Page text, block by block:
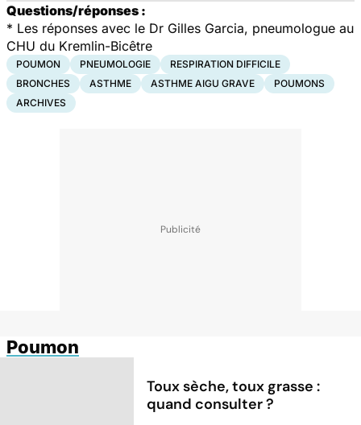
Questions/réponses :
* Les réponses avec le Dr Gilles Garcia, pneumologue au
CHU du Kremlin-Bicêtre
POUMON PNEUMOLOGIE
RESPIRATION DIFFICILE
BRONCHES
ASTHME ASTHME AIGU GRAVE
POUMONS
ARCHIVES
Poumon
Toux sèche, toux grasse :
quand consulter ?